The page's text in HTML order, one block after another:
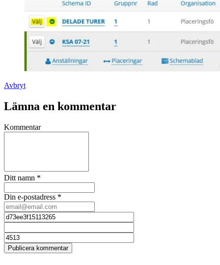
Avbryt
Lämna en kommentar
Kommentar
Ditt namn *
Din e-postadress *
Publicera kommentar